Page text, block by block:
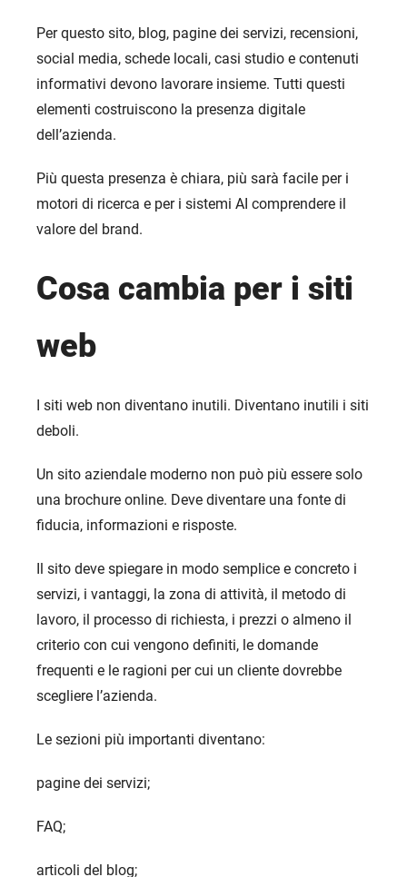
Per questo sito, blog, pagine dei servizi, recensioni,
social media, schede locali, casi studio e contenuti
informativi devono lavorare insieme. Tutti questi
elementi costruiscono la presenza digitale
dell’azienda.
Più questa presenza è chiara, più sarà facile per i
motori di ricerca e per i sistemi AI comprendere il
valore del brand.
Cosa cambia per i siti
web
I siti web non diventano inutili. Diventano inutili i siti
deboli.
Un sito aziendale moderno non può più essere solo
una brochure online. Deve diventare una fonte di
fiducia, informazioni e risposte.
Il sito deve spiegare in modo semplice e concreto i
servizi, i vantaggi, la zona di attività, il metodo di
lavoro, il processo di richiesta, i prezzi o almeno il
criterio con cui vengono definiti, le domande
frequenti e le ragioni per cui un cliente dovrebbe
scegliere l’azienda.
Le sezioni più importanti diventano:
pagine dei servizi;
FAQ;
articoli del blog;